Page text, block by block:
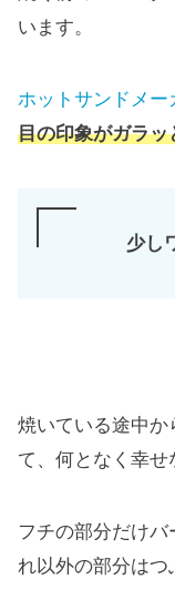
います。
ホットサンドメー
目の印象がガラッ
少し
焼いている途中か
て、何となく幸せ
フチの部分だけ
れ以外の部分はつ